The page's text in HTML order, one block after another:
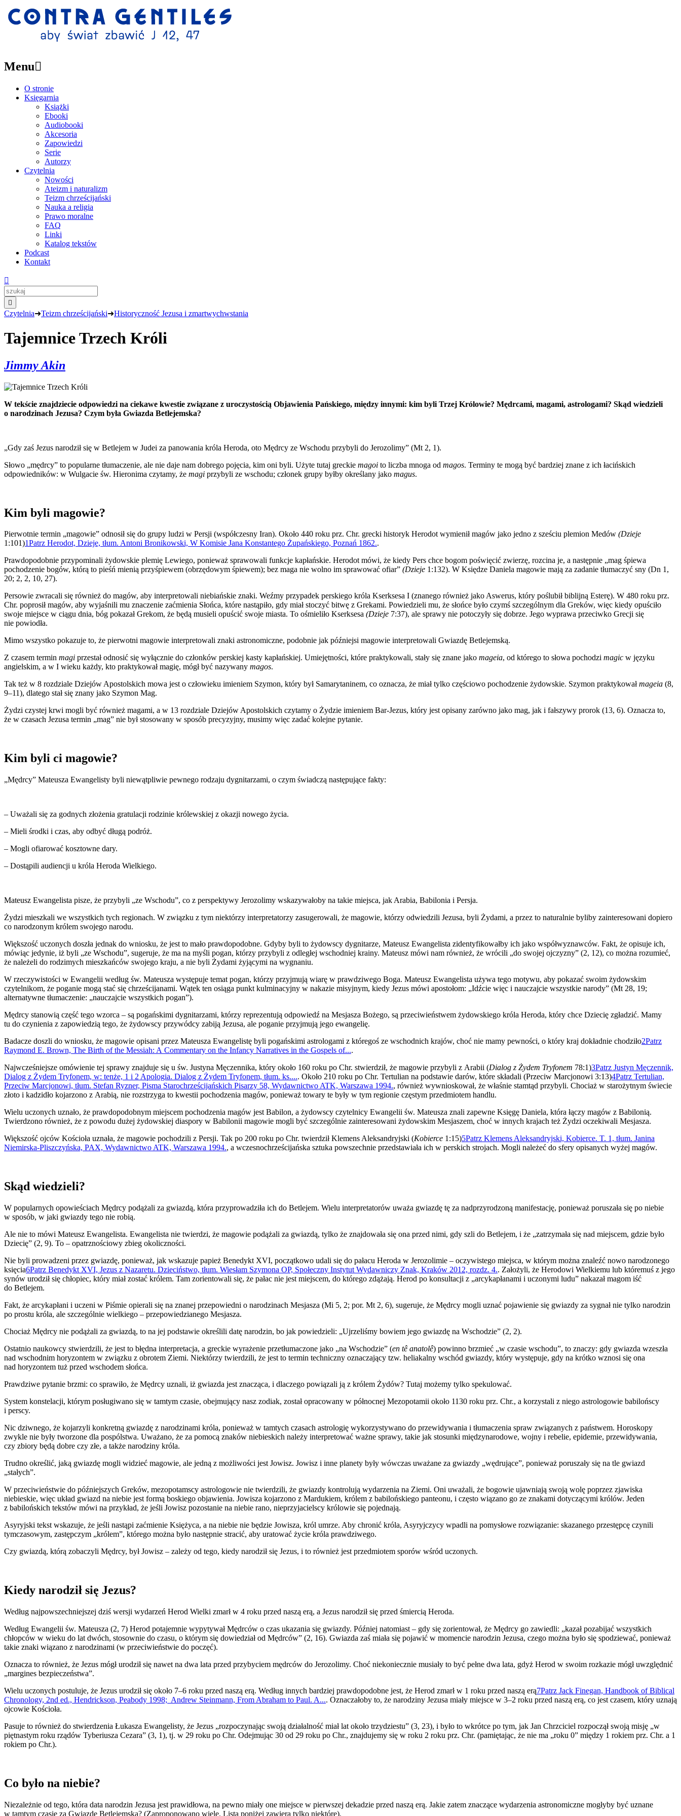
Menu
O stronie
Księgarnia
Książki
Ebooki
Audiobooki
Akcesoria
Zapowiedzi
Serie
Autorzy
Czytelnia
Nowości
Ateizm i naturalizm
Teizm chrześcijański
Nauka a religia
Prawo moralne
FAQ
Linki
Katalog tekstów
Podcast
Kontakt


Czytelnia➜Teizm chrześcijański➜Historyczność Jezusa i zmartwychwstania
Tajemnice Trzech Króli
Jimmy Akin
W tekście znajdziecie odpowiedzi na ciekawe kwestie związane z uroczystością Objawienia Pańskiego, między innymi: kim byli Trzej Królowie? Mędrcami, magami, astrologami? Skąd wiedzieli
o narodzinach Jezusa? Czym była Gwiazda Betlejemska?
„Gdy zaś Jezus narodził się w Betlejem w Judei za panowania króla Heroda, oto Mędrcy ze Wschodu przybyli do Jerozolimy” (Mt 2, 1).
Słowo „mędrcy” to popularne tłumaczenie, ale nie daje nam dobrego pojęcia, kim oni byli. Użyte tutaj greckie magoi to liczba mnoga od magos. Terminy te mogą być bardziej znane z ich łacińskich
odpowiedników: w Wulgacie św. Hieronima czytamy, że magi przybyli ze wschodu; członek grupy byłby określany jako magus.
Kim byli magowie?
Pierwotnie termin „magowie” odnosił się do grupy ludzi w Persji (współczesny Iran). Około 440 roku prz. Chr. grecki historyk Herodot wymienił magów jako jedno z sześciu plemion Medów (Dzieje
1:101)1Patrz Herodot, Dzieje, tłum. Antoni Bronikowski, W Komisie Jana Konstantego Żupańskiego, Poznań 1862..
Prawdopodobnie przypominali żydowskie plemię Lewiego, ponieważ sprawowali funkcje kapłańskie. Herodot mówi, że kiedy Pers chce bogom poświęcić zwierzę, rozcina je, a następnie „mag śpiewa
pochodzenie bogów, którą to pieśń mienią przyśpiewem (obrzędowym śpiewem); bez maga nie wolno im sprawować ofiar” (Dzieje 1:132). W Księdze Daniela magowie mają za zadanie tłumaczyć sny (Dn 1,
20; 2, 2, 10, 27).
Persowie zwracali się również do magów, aby interpretowali niebiańskie znaki. Weźmy przypadek perskiego króla Kserksesa I (znanego również jako Aswerus, który poślubił biblijną Esterę). W 480 roku prz.
Chr. poprosił magów, aby wyjaśnili mu znaczenie zaćmienia Słońca, które nastąpiło, gdy miał stoczyć bitwę z Grekami. Powiedzieli mu, że słońce było czymś szczególnym dla Greków, więc kiedy opuściło
swoje miejsce w ciągu dnia, bóg pokazał Grekom, że będą musieli opuścić swoje miasta. To ośmieliło Kserksesa (Dzieje 7:37), ale sprawy nie potoczyły się dobrze. Jego wyprawa przeciwko Grecji się
nie powiodła.
Mimo wszystko pokazuje to, że pierwotni magowie interpretowali znaki astronomiczne, podobnie jak późniejsi magowie interpretowali Gwiazdę Betlejemską.
Z czasem termin magi przestał odnosić się wyłącznie do członków perskiej kasty kapłańskiej. Umiejętności, które praktykowali, stały się znane jako mageia, od którego to słowa pochodzi magic w języku
angielskim, a w I wieku każdy, kto praktykował magię, mógł być nazywany magos.
Tak też w 8 rozdziale Dziejów Apostolskich mowa jest o człowieku imieniem Szymon, który był Samarytaninem, co oznacza, że ​​miał tylko częściowo pochodzenie żydowskie. Szymon praktykowałmageia (8,
9–11), dlatego stał się znany jako Szymon Mag.
Żydzi czystej krwi mogli być również magami, a w 13 rozdziale Dziejów Apostolskich czytamy o Żydzie imieniem Bar-Jezus, który jest opisany zarówno jako mag, jak i fałszywy prorok (13, 6). Oznacza to,
że w czasach Jezusa termin „mag” nie był stosowany w sposób precyzyjny, musimy więc zadać kolejne pytanie.
Kim byli ci magowie?
„Mędrcy” Mateusza Ewangelisty byli niewątpliwie pewnego rodzaju dygnitarzami, o czym świadczą następujące fakty:
– Uważali się za godnych złożenia gratulacji rodzinie królewskiej z okazji nowego życia.
– Mieli środki i czas, aby odbyć długą podróż.
– Mogli ofiarować kosztowne dary.
– Dostąpili audiencji u króla Heroda Wielkiego.
Mateusz Ewangelista pisze, że przybyli „ze Wschodu”, co z perspektywy Jerozolimy wskazywałoby na takie miejsca, jak Arabia, Babilonia i Persja.
Żydzi mieszkali we wszystkich tych regionach. W związku z tym niektórzy interpretatorzy zasugerowali, że magowie, którzy odwiedzili Jezusa, byli Żydami, a przez to naturalnie byliby zainteresowani dopiero
co narodzonym królem swojego narodu.
Większość uczonych doszła jednak do wniosku, że jest to mało prawdopodobne. Gdyby byli to żydowscy dygnitarze, Mateusz Ewangelista zidentyfikowałby ich jako współwyznawców. Fakt, że opisuje ich,
mówiąc jedynie, iż byli „ze Wschodu”, sugeruje, że ma na myśli pogan, którzy przybyli z odległej wschodniej krainy. Mateusz mówi nam również, że wrócili „do swojej ojczyzny” (2, 12), co można rozumieć,
że należeli do rodzimych mieszkańców swojego kraju, a nie byli Żydami żyjącymi na wygnaniu.
W rzeczywistości w Ewangelii według św. Mateusza występuje temat pogan, którzy przyjmują wiarę w prawdziwego Boga. Mateusz Ewangelista używa tego motywu, aby pokazać swoim żydowskim
czytelnikom, że poganie mogą stać się chrześcijanami. Wątek ten osiąga punkt kulminacyjny w nakazie misyjnym, kiedy Jezus mówi apostołom: „Idźcie więc i nauczajcie wszystkie narody” (Mt 28, 19;
alternatywne tłumaczenie: „nauczajcie wszystkich pogan”).
Mędrcy stanowią część tego wzorca – są pogańskimi dygnitarzami, którzy reprezentują odpowiedź na Mesjasza Bożego, są przeciwieństwem żydowskiego króla Heroda, który chce Dziecię zgładzić. Mamy
tu do czynienia z zapowiedzią tego, że żydowscy przywódcy zabiją Jezusa, ale poganie przyjmują jego ewangelię.
Badacze doszli do wniosku, że magowie opisani przez Mateusza Ewangelistę byli pogańskimi astrologami z któregoś ze wschodnich krajów, choć nie mamy pewności, o który kraj dokładnie chodziło2Patrz
Raymond E. Brown, The Birth of the Messiah: A Commentary on the Infancy Narratives in the Gospels of....
Najwcześniejsze omówienie tej sprawy znajduje się u św. Justyna Męczennika, który około 160 roku po Chr. stwierdził, że magowie przybyli z Arabii (Dialog z Żydem Tryfonem 78:1)3Patrz Justyn Męczennik,
Dialog z Żydem Tryfonem, w: tenże, 1 i 2 Apologia. Dialog z Żydem Tryfonem, tłum. ks..... Około 210 roku po Chr. Tertulian na podstawie darów, które składali (Przeciw Marcjonowi 3:13)4Patrz Tertulian,
Przeciw Marcjonowi, tłum. Stefan Ryzner, Pisma Starochrześcijańskich Pisarzy 58, Wydawnictwo ATK, Warszawa 1994., również wywnioskował, że właśnie stamtąd przybyli. Chociaż w starożytnym świecie
złoto i kadzidło kojarzono z Arabią, nie rozstrzyga to kwestii pochodzenia magów, ponieważ towary te były w tym regionie częstym przedmiotem handlu.
Wielu uczonych uznało, że prawdopodobnym miejscem pochodzenia magów jest Babilon, a żydowscy czytelnicy Ewangelii św. Mateusza znali zapewne Księgę Daniela, która łączy magów z Babilonią.
Twierdzono również, że z powodu dużej żydowskiej diaspory w Babilonii magowie mogli być szczególnie zainteresowani żydowskim Mesjaszem, choć w innych krajach też Żydzi oczekiwali Mesjasza.
Większość ojców Kościoła uznała, że ​​magowie pochodzili z Persji. Tak po 200 roku po Chr. twierdził Klemens Aleksandryjski (Kobierce 1:15)5Patrz Klemens Aleksandryjski, Kobierce. T. 1, tłum. Janina
Niemirska-Pliszczyńska, PAX, Wydawnictwo ATK, Warszawa 1994., a wczesnochrześcijańska sztuka powszechnie przedstawiała ich w perskich strojach. Mogli należeć do sfery opisanych wyżej magów.
Skąd wiedzieli?
W popularnych opowieściach Mędrcy podążali za gwiazdą, która przyprowadziła ich do Betlejem. Wielu interpretatorów uważa gwiazdę tę za nadprzyrodzoną manifestację, ponieważ poruszała się po niebie
w sposób, w jaki gwiazdy tego nie robią.
Ale nie to mówi Mateusz Ewangelista. Ewangelista nie twierdzi, że magowie podążali za gwiazdą, tylko że znajdowała się ona przed nimi, gdy szli do Betlejem, i że „zatrzymała się nad miejscem, gdzie było
Dziecię” (2, 9). To – opatrznościowy zbieg okoliczności.
Nie byli prowadzeni przez gwiazdę, ponieważ, jak wskazuje papież Benedykt XVI, początkowo udali się do pałacu Heroda w Jerozolimie – oczywistego miejsca, w którym można znaleźć nowo narodzonego
księcia6Patrz Benedykt XVI, Jezus z Nazaretu. Dzieciństwo, tłum. Wiesłam Szymona OP, Społeczny Instytut Wydawniczy Znak, Kraków 2012, rozdz. 4.. Założyli, że Herodowi Wielkiemu lub któremuś z jego
synów urodził się chłopiec, który miał zostać królem. Tam zorientowali się, że pałac nie jest miejscem, do którego zdążają. Herod po konsultacji z „arcykapłanami i uczonymi ludu” nakazał magom iść
do Betlejem.
Fakt, że arcykapłani i uczeni w Piśmie opierali się na znanej przepowiedni o narodzinach Mesjasza (Mi 5, 2; por. Mt 2, 6), sugeruje, że Mędrcy mogli uznać pojawienie się gwiazdy za sygnał nie tylko narodzin
po prostu króla, ale szczególnie wielkiego – przepowiedzianego Mesjasza.
Chociaż Mędrcy nie podążali za gwiazdą, to na jej podstawie określili datę narodzin, bo jak powiedzieli: „Ujrzeliśmy bowiem jego gwiazdę na Wschodzie” (2, 2).
Ostatnio naukowcy stwierdzili, że jest to błędna interpretacja, a greckie wyrażenie przetłumaczone jako „na Wschodzie” (en tê anatolê) powinno brzmieć „w czasie wschodu”, to znaczy: gdy gwiazda wzeszła
nad wschodnim horyzontem w związku z obrotem Ziemi. Niektórzy twierdzili, że jest to termin techniczny oznaczający tzw. heliakalny wschód gwiazdy, który występuje, gdy na krótko wznosi się ona
nad horyzontem tuż przed wschodem słońca.
Prawdziwe pytanie brzmi: co sprawiło, że Mędrcy uznali, iż gwiazda jest znacząca, i dlaczego powiązali ją z królem Żydów? Tutaj możemy tylko spekulować.
System konstelacji, którym posługiwano się w tamtym czasie, obejmujący nasz zodiak, został opracowany w północnej Mezopotamii około 1130 roku prz. Chr., a korzystali z niego astrologowie babilońscy
i perscy.
Nic dziwnego, że kojarzyli konkretną gwiazdę z narodzinami króla, ponieważ w tamtych czasach astrologię wykorzystywano do przewidywania i tłumaczenia spraw związanych z państwem. Horoskopy
zwykle nie były tworzone dla pospólstwa. Uważano, że za pomocą znaków niebieskich należy interpretować ważne sprawy, takie jak stosunki międzynarodowe, wojny i rebelie, epidemie, przewidywania,
czy zbiory będą dobre czy złe, a także narodziny króla.
Trudno określić, jaką gwiazdę mogli widzieć magowie, ale jedną z możliwości jest Jowisz. Jowisz i inne planety były wówczas uważane za gwiazdy „wędrujące”, ponieważ poruszały się na tle gwiazd
„stałych”.
W przeciwieństwie do późniejszych Greków, mezopotamscy astrologowie nie twierdzili, że gwiazdy kontrolują wydarzenia na Ziemi. Oni uważali, że bogowie ujawniają swoją wolę poprzez zjawiska
niebieskie, więc układ gwiazd na niebie jest formą boskiego objawienia. Jowisza kojarzono z Mardukiem, królem z babilońskiego panteonu, i często wiązano go ze znakami dotyczącymi królów. Jeden
z babilońskich tekstów mówi na przykład, że jeśli Jowisz pozostanie na niebie rano, nieprzyjacielscy królowie się pojednają.
Asyryjski tekst wskazuje, że jeśli nastąpi zaćmienie Księżyca, a na niebie nie będzie Jowisza, król umrze. Aby chronić króla, Asyryjczycy wpadli na pomysłowe rozwiązanie: skazanego przestępcę czynili
tymczasowym, zastępczym „królem”, którego można było następnie stracić, aby uratować życie króla prawdziwego.
Czy gwiazdą, którą zobaczyli Mędrcy, był Jowisz – zależy od tego, kiedy narodził się Jezus, i to również jest przedmiotem sporów wśród uczonych.
Kiedy narodził się Jezus?
Według najpowszechniejszej dziś wersji wydarzeń Herod Wielki zmarł w 4 roku przed naszą erą, a Jezus narodził się przed śmiercią Heroda.
Według Ewangelii św. Mateusza (2, 7) Herod potajemnie wypytywał Mędrców o czas ukazania się gwiazdy. Później natomiast – gdy się zorientował, że Mędrcy go zawiedli: „kazał pozabijać wszystkich
chłopców w wieku do lat dwóch, stosownie do czasu, o którym się dowiedział od Mędrców” (2, 16). Gwiazda zaś miała się pojawić w momencie narodzin Jezusa, czego można było się spodziewać, ponieważ
takie znaki wiązano z narodzinami (w przeciwieństwie do poczęć).
Oznacza to również, że Jezus mógł urodził się nawet na dwa lata przed przybyciem mędrców do Jerozolimy. Choć niekoniecznie musiały to być pełne dwa lata, gdyż Herod w swoim rozkazie mógł uwzględnić
„margines bezpieczeństwa”.
Wielu uczonych postuluje, że Jezus urodził się około 7–6 roku przed naszą erą. Według innych bardziej prawdopodobne jest, że Herod zmarł w 1 roku przed naszą erą7Patrz Jack Finegan, Handbook of Biblical
Chronology, 2nd ed., Hendrickson, Peabody 1998; Andrew Steinmann, From Abraham to Paul. A.... Oznaczałoby to, że narodziny Jezusa miały miejsce w 3–2 roku przed naszą erą, co jest czasem, który uznają
ojcowie Kościoła.
Pasuje to również do stwierdzenia Łukasza Ewangelisty, że ​​Jezus „rozpoczynając swoją działalność miał lat około trzydziestu” (3, 23), i było to wkrótce po tym, jak Jan Chrzciciel rozpoczął swoją misję „w
piętnastym roku rządów Tyberiusza Cezara” (3, 1), tj. w 29 roku po Chr. Odejmując 30 od 29 roku po Chr., znajdujemy się w roku 2 roku prz. Chr. (pamiętając, że nie ma „roku 0” między 1 rokiem prz. Chr. a 1
rokiem po Chr.).
Co było na niebie?
Niezależnie od tego, która data narodzin Jezusa jest prawidłowa, na pewno miały one miejsce w pierwszej dekadzie przed naszą erą. Jakie zatem znaczące wydarzenia astronomiczne mogłyby być uznane
w tamtym czasie za Gwiazdę Betlejemską? (Zaproponowano wiele. Lista poniżej zawiera tylko niektóre).